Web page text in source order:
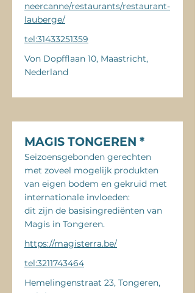
neercanne/restaurants/restaurant-
lauberge/
tel:31433251359
Von Dopfflaan 10, Maastricht,
Nederland
MAGIS TONGEREN *
Seizoensgebonden gerechten
met zoveel mogelijk produkten
van eigen bodem en gekruid met
internationale invloeden:
dit zijn de basisingrediënten van
Magis in Tongeren.
https://magisterra.be/
tel:3211743464
Hemelingenstraat 23, Tongeren,